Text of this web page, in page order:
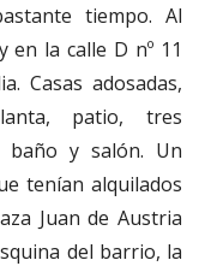
tiempo. Al
en la calle D nº 11
Casas adosadas,
patio, tres
baño y salón. Un
tenían alquilados
Juan de Austria
del barrio, la